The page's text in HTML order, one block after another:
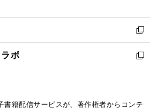
開
く
ウ
で
開
く
ン
ド
ウ
で
ウ
ィ
ン
ド
く
新
し
い
ド
ボ
新
ィ
籍配信サービスが、著作権者からコンテ